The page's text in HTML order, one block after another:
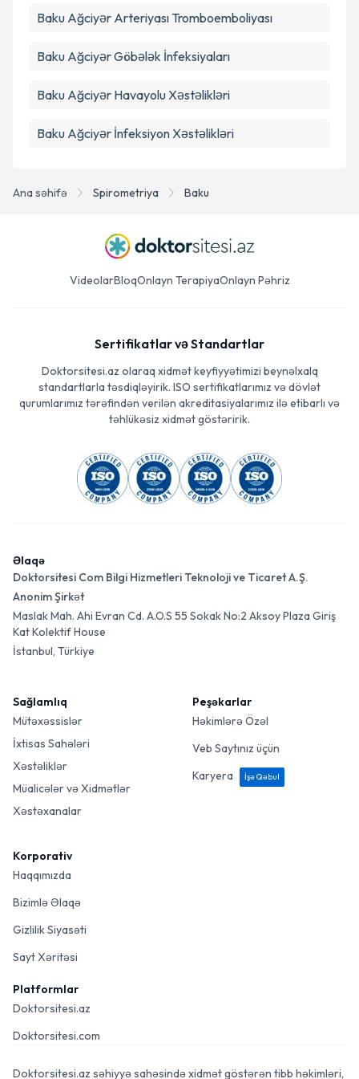
Ana səhifə Spirometriya Baku
Baku Ağciyər Arteriyası Tromboemboliyası
Baku Ağciyər Göbələk İnfeksiyaları
Baku Ağciyər Havayolu Xəstəlikləri
Baku Ağciyər İnfeksiyon Xəstəlikləri
VideolarBloqOnlayn TerapiyaOnlayn Pəhriz
Sertifikatlar və Standartlar
Doktorsitesi.az olaraq xidmət keyfiyyətimizi beynəlxalq
standartlarla təsdiqləyirik. ISO sertifikatlarımız və dövlət
qurumlarımız tərəfindən verilən akreditasiyalarımız ilə etibarlı və
təhlükəsiz xidmət göstəririk.
Əlaqə
Doktorsitesi Com Bilgi Hizmetleri Teknoloji ve Ticaret A.Ş.
Anonim Şirkət
Maslak Mah. Ahi Evran Cd. A.O.S 55 Sokak No:2 Aksoy Plaza Giriş
Kat Kolektif House
İstanbul, Türkiye
Sağlamlıq
Mütəxəssislər
İxtisas Sahələri
Xəstəliklər
Müalicələr və Xidmətlər
Xəstəxanalar
Peşəkarlar
Həkimlərə Özəl
Veb Saytınız üçün
Karyera
İşə Qəbul
Korporativ
Haqqımızda
Bizimlə Əlaqə
Gizlilik Siyasəti
Sayt Xəritəsi
Platformlar
Doktorsitesi.az
Doktorsitesi.com
Doktorsitesi.az səhiyyə sahəsində xidmət göstərən tibb həkimləri,